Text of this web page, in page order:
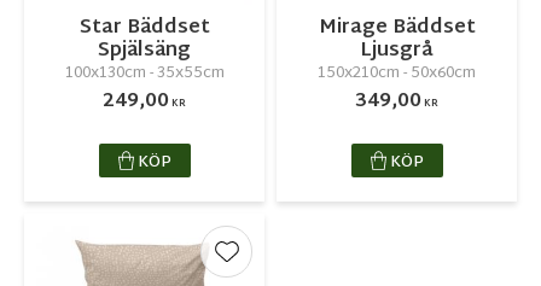
Star Bäddset
Spjälsäng
100x130cm - 35x55cm
249,00KR
KÖP
Mirage Bäddset
Ljusgrå
150x210cm - 50x60cm
349,00KR
KÖP
Lägg till i favoriter